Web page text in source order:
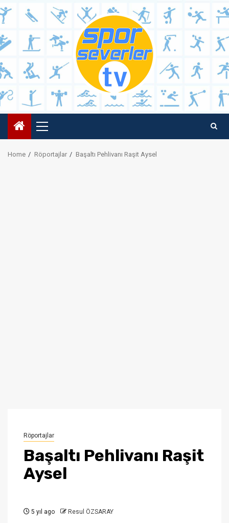
Skip
to
Primary
Menu
Home Röportajlar Başaltı Pehlivanı Raşit Aysel
Röportajlar
Başaltı Pehlivanı Raşit
Aysel
5 yıl ago Resul ÖZSARAY